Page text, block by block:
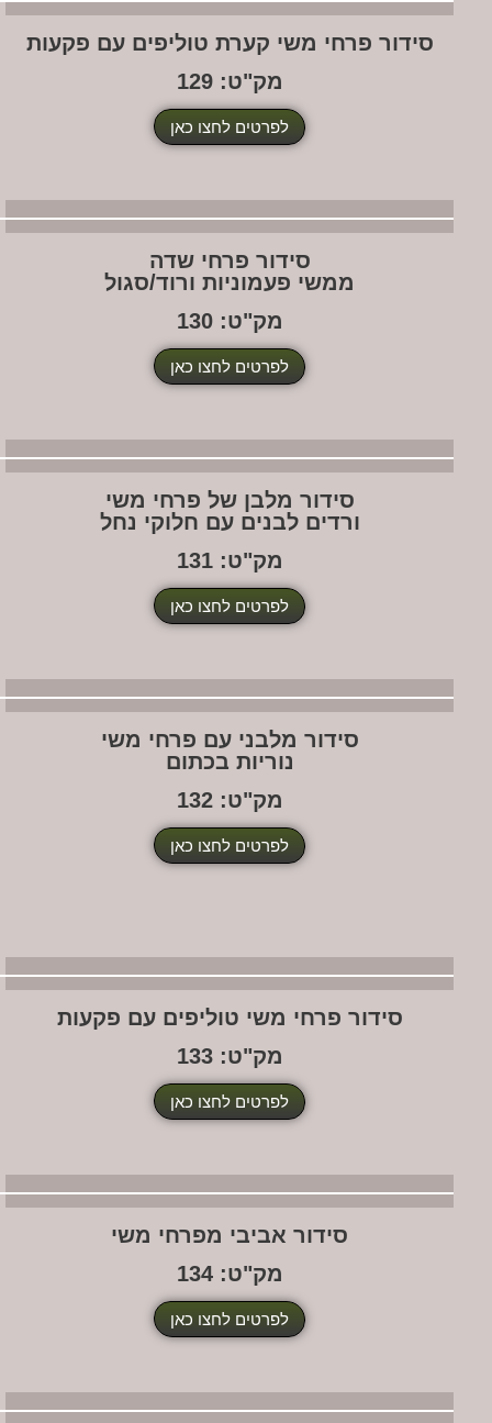
פרחי משי קערת טוליפים עם פקעות
מק"ט: 129
לפרטים לחצו כאן
סידור פרחי שדה
ממשי פעמוניות ורוד/סגול
מק"ט: 130
לפרטים לחצו כאן
סידור מלבן של פרחי משי
ורדים לבנים עם חלוקי נחל
מק"ט: 131
לפרטים לחצו כאן
סידור מלבני עם פרחי משי
נוריות בכתום
מק"ט: 132
לפרטים לחצו כאן
סידור פרחי משי טוליפים עם פקעות
מק"ט: 133
לפרטים לחצו כאן
סידור אביבי מפרחי משי
מק"ט: 134
לפרטים לחצו כאן